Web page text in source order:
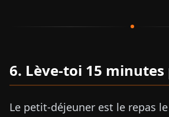
6. Lève-toi 15
Le petit-déjeuner est le repas